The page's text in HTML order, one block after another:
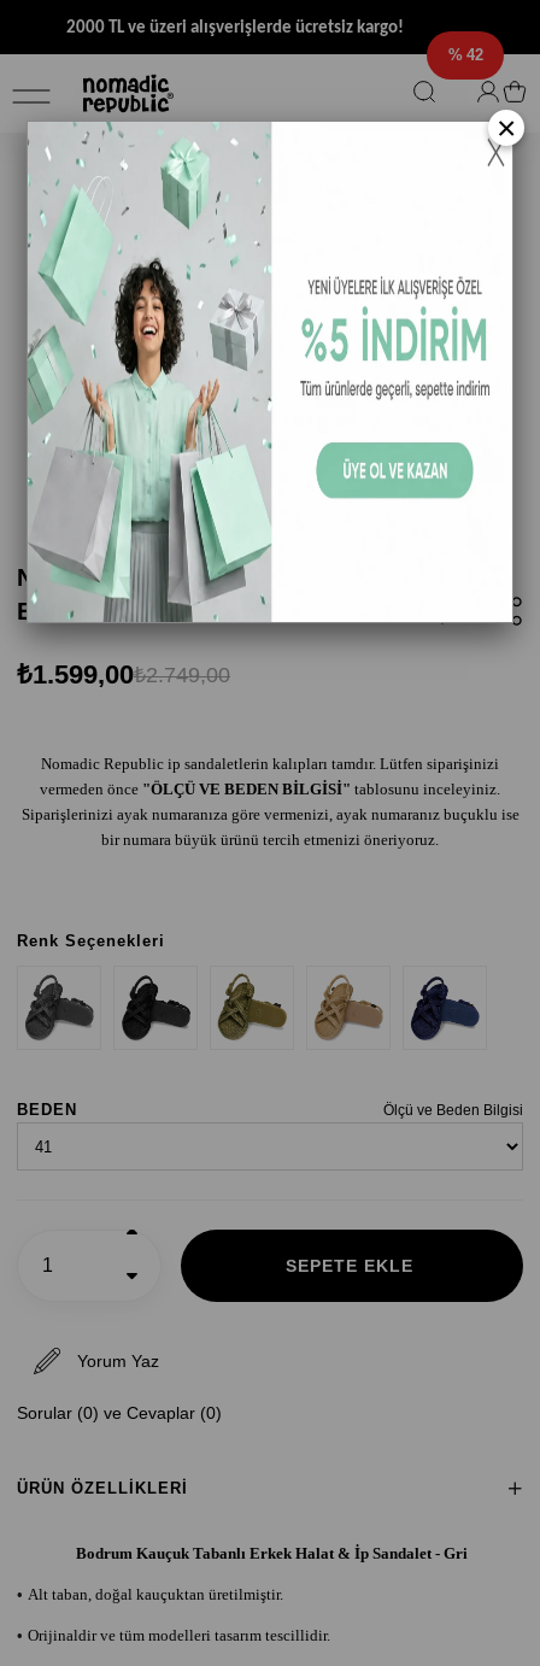
2000 TL ve üzeri alışverişlerde ücretsiz kargo!
42
Nomadic Republic Bodrum Kauçuk Tabanlı
Erkek Halat Sandalet - Gri
₺2.749,00
₺1.599,00
Nomadic Republic ip sandaletlerin kalıpları tamdır. Lütfen siparişinizi
vermeden önce "ÖLÇÜ VE BEDEN BİLGİSİ" tablosunu inceleyiniz.
Siparişlerinizi ayak numaranıza göre vermenizi, ayak numaranız buçuklu ise
bir numara büyük ürünü tercih etmenizi öneriyoruz.
Renk Seçenekleri
Ölçü ve Beden Bilgisi
BEDEN
Yorum Yaz
Sorular (0) ve Cevaplar (0)
ÜRÜN ÖZELLIKLERI
Bodrum Kauçuk Tabanlı Erkek Halat & İp Sandalet - Gri
• Alt taban, doğal kauçuktan üretilmiştir.
• Orijinaldir ve tüm modelleri tasarım tescillidir.
×